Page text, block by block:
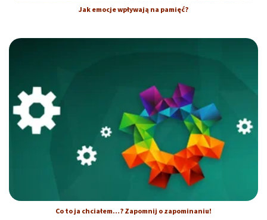
Jak emocje wpływają na pamięć?
Co to ja chciałem…? Zapomnij o zapominaniu!